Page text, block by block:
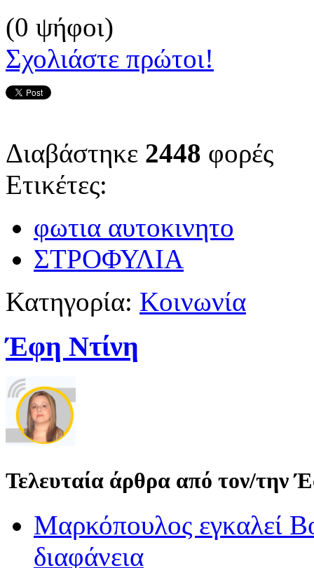
(0 ψήφοι)
Σχολιάστε πρώτοι!
Διαβάστηκε 2448 φορές
Ετικέτες:
φωτια αυτοκινητο
ΣΤΡΟΦΥΛΙΑ
Κατηγορία: Κοινωνία
Έφη Ντίνη
Τελευταία άρθρα από τον/την
Μαρκόπουλος εγκαλεί
διαφάνεια